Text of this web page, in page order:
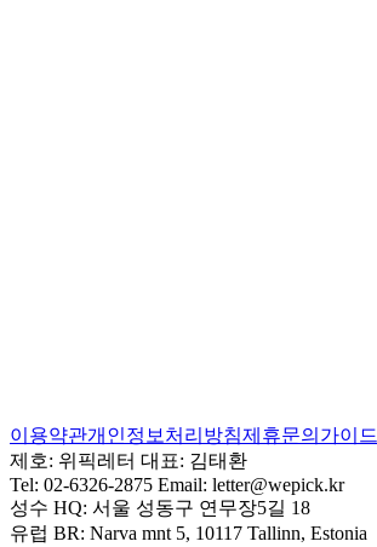
이용약관개인정보처리방침제휴문의 가이드
제호: 위픽레터 대표: 김태환
Tel: 02-6326-2875 Email: letter@wepick.kr
성수 HQ: 서울 성동구 연무장5길 18
유럽 BR: Narva mnt 5, 10117 Tallinn, Estonia